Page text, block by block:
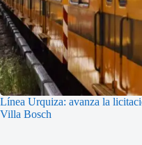
Línea Urquiza: avanza la
Villa Bosch